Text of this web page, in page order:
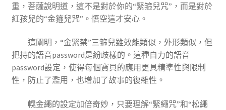
重，菩薩說明道，這不是對於你的“緊箍兒咒”，而是對於
紅孩兒的“金箍兒咒”。悟空這才安心。
這闡明，“金緊禁”三箍兒雖效能類似，外形類似，但
把持的語音password是紛歧樣的。這種自力的語音
password設定，使得每個寶貝的應用更具精準性與限制
性，防止了濫用，也增加了故事的復雜性。
幌金繩的設定加倍奇妙，只要理解“緊繩咒”和“松繩